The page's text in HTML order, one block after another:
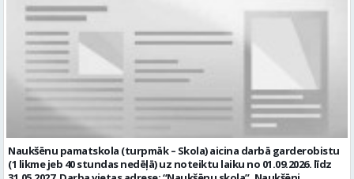
tirgus izpēti; • sekot darba aizsardzības un ugunsdrošības
noteikumu ievērošanai Skolā; • nodrošināt Skolas inženiertīklu
(elektrotīkla, signalizācijas, ūdensvada un kanalizācijas, apkures
sistēmas) savlaicīgu tehnisko apkopi un profilaktisko apkalpošanu,
uzturēšanu kārtībā un piedalīties šajā darbā; • piedalīties Skolas
attīstības plānošanā; • iesaistīties Skolas attīstības mērķu un
uzdevumu īstenošanā, kā arī Skolas īstenotajos projektos; • veikt
Skolas materiālo vērtību uzskaiti, kontroli, piedalīties
inventarizācijas komisijas darbā; un Tev ir: • vēlama augstākā
izglītība; • vēlama izglītības iestādes saimniecisko darbu
pārzināšana un izmaksu sastādīšanas prasme remontdarbiem; •
valsts valodas prasmes atbilstoši Valsts valodas likuma prasībām; • B
kategorijas vadītāja apliecība; • kompetences: prasme plānot un
Naukšēnu pamatskola (turpmāk – Skola) aicina darbā garderobistu
(1 likme jeb 40 stundas nedēļā) uz noteiktu laiku no 01.09.2026. līdz